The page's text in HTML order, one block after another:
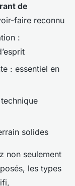
de
faire reconnu
:
: essentiel en
solides
non seulement
les types